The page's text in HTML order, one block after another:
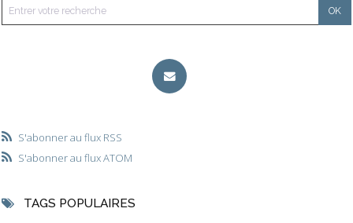
S'abonner au flux RSS
S'abonner au flux ATOM
TAGS POPULAIRES